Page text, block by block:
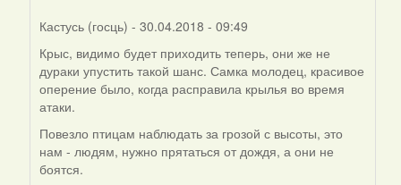
Кастусь (госць) - 30.04.2018 - 09:49
In
reply
to
by
Harrier
Крыс, видимо будет приходить теперь, они же не
дураки упустить такой шанс. Самка молодец, красивое
оперение было, когда расправила крылья во время
атаки.
Повезло птицам наблюдать за грозой с высоты, это
нам - людям, нужно прятаться от дождя, а они не
боятся.